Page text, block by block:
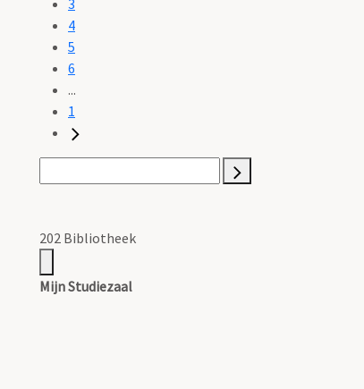
3
4
5
6
...
1
202 Bibliotheek
Mijn Studiezaal